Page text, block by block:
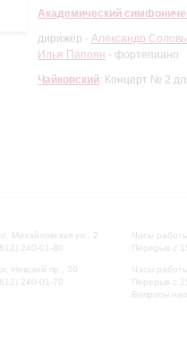
Академический
дирижёр - Александр
Илья Папоян - фортепиано
Чайковский: Концерт № 2
Михайловская ул., 2
240-01-80
Невский пр., 30
240-01-70
Часы
Перерыв с
Часы
Перерыв с
Вопросы